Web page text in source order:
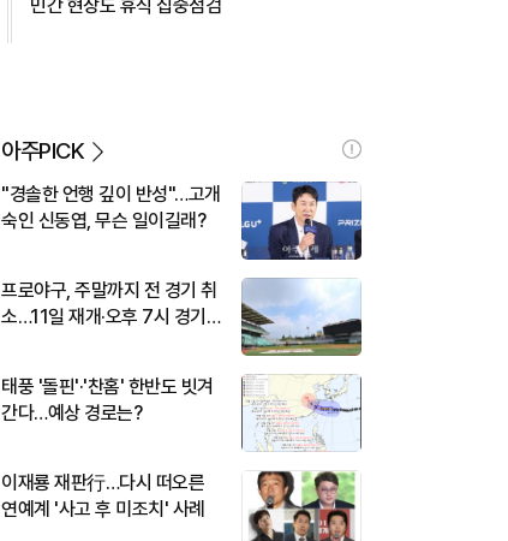
민간 현장도 휴식 집중점검
아주PICK
"경솔한 언행 깊이 반성"…고개
숙인 신동엽, 무슨 일이길래?
프로야구, 주말까지 전 경기 취
소…11일 재개·오후 7시 경기
태풍 '돌핀'·'찬홈' 한반도 빗겨
간다…예상 경로는?
이재룡 재판行…다시 떠오른
연예계 '사고 후 미조치' 사례